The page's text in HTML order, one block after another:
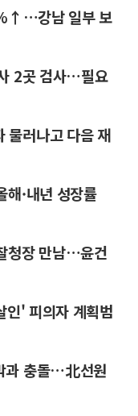
강남 일부 보
2곳 검사…필요
러나고 다음 재
·내년 성장률
청장 만남…윤건
인' 피의자 계획범
과 충돌…北선원